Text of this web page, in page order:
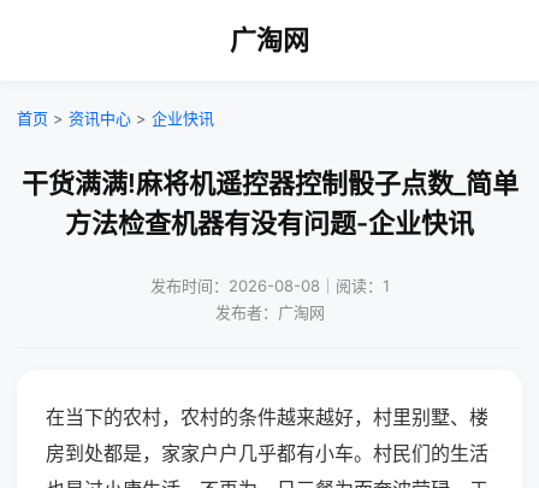
广淘网
首页 > 资讯中心 > 企业快讯
干货满满!麻将机遥控器控制骰子点数_简单
方法检查机器有没有问题-企业快讯
发布时间：2026-08-08｜阅读：1
发布者：广淘网
在当下的农村，农村的条件越来越好，村里别墅、楼
房到处都是，家家户户几乎都有小车。村民们的生活